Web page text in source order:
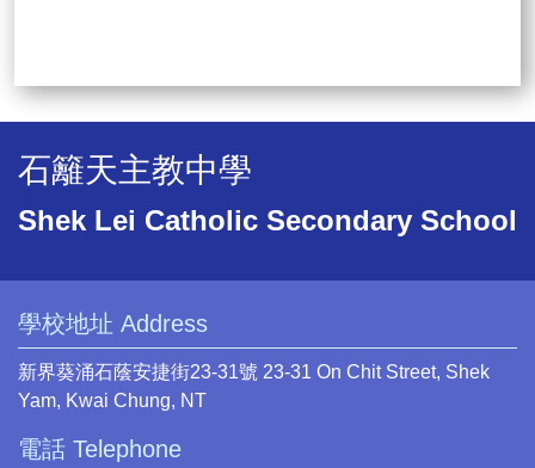
石籬天主教中學
Shek Lei Catholic Secondary School
學校地址 Address
新界葵涌石蔭安捷街23-31號 23-31 On Chit Street, Shek
Yam, Kwai Chung, NT
電話 Telephone